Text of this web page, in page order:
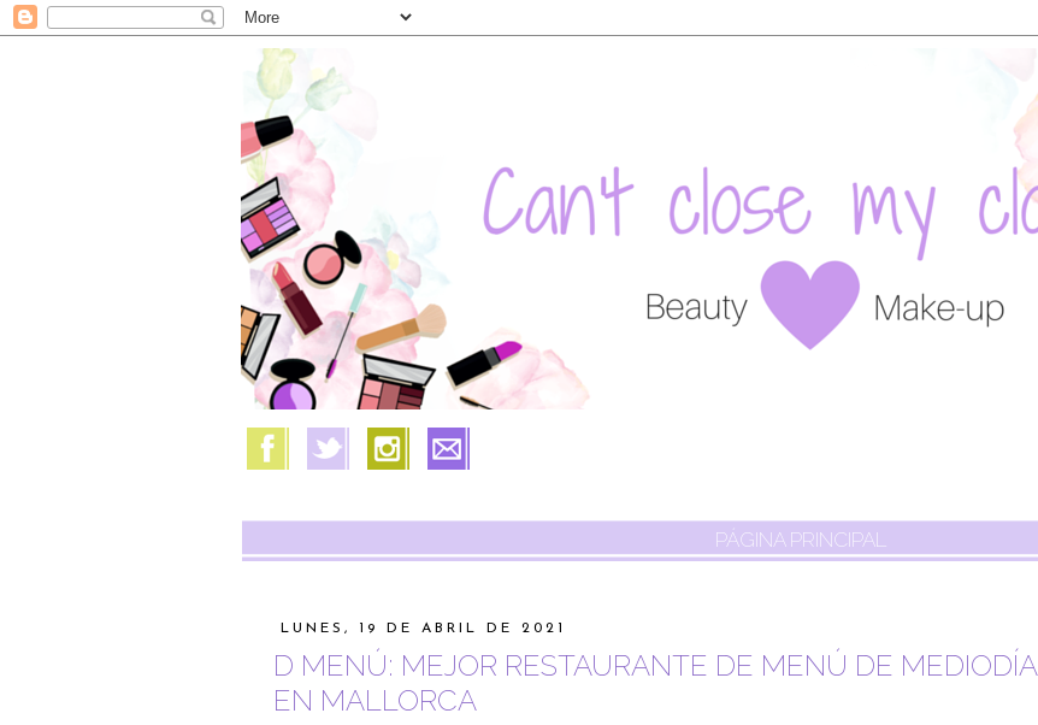
PÁGINA PRINCIPAL
LUNES, 19 DE ABRIL DE 2021
D MENÚ: MEJOR RESTAURANTE DE MENÚ DE MEDIODÍA
EN MALLORCA